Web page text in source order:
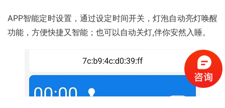
APP智能定时设置，通过设定时间开关，灯泡自动亮灯唤醒
功能，方便快捷又智能；也可以自动关灯,伴你安然入睡。